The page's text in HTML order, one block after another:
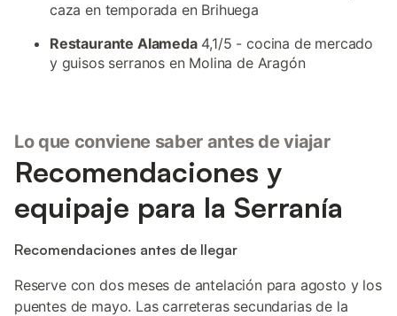
caza en temporada en Brihuega
Restaurante Alameda4,1/5 - cocina de mercado
y guisos serranos en Molina de Aragón
Lo que conviene saber antes de viajar
Recomendaciones y
equipaje para la Serranía
Recomendaciones antes de llegar
Reserve con dos meses de antelación para agosto y los
puentes de mayo. Las carreteras secundarias de la